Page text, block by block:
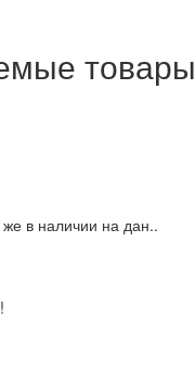
товары
в наличии на дан..